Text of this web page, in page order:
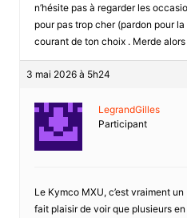
n’hésite pas à regarder les
pour pas trop cher (pardon pour
courant de ton choix . Merde alors
3 mai 2026 à 5h24
LegrandGilles
Participant
Le Kymco MXU, c’est vraiment
fait plaisir de voir que plusieurs